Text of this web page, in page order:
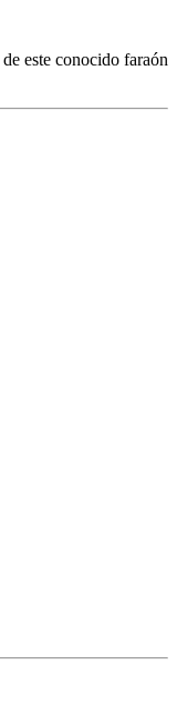
este conocido faraón